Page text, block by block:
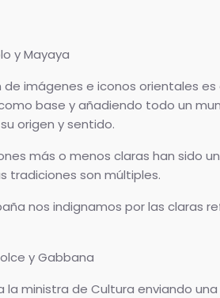
y Mayaya
de imágenes e iconos orientales
base y añadiendo todo un
origen y sentido.
más o menos claras han sido
tradiciones son múltiples.
nos indignamos por las claras
y Gabbana
la ministra de Cultura enviando